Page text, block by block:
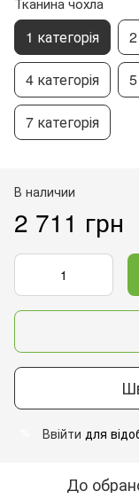
1 категорія
4 категорія
7 категорія
В наличии
2 711 грн
Ввійти для
До